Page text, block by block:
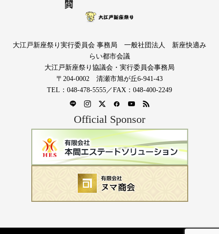
大江戸新座祭り実行委員会 事務局 一般社団法人 新座快適み
らい都市会議
大江戸新座祭り協議会・実行委員会事務局
〒204-0002 清瀬市旭が丘6-941-43
TEL：048-478-5555／FAX：048-400-2249
Official Sponsor